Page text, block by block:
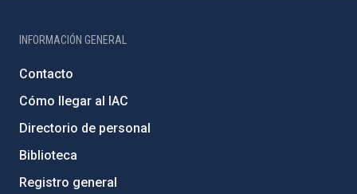
INFORMACIÓN GENERAL
Contacto
Cómo llegar al IAC
Directorio de personal
Biblioteca
Registro general